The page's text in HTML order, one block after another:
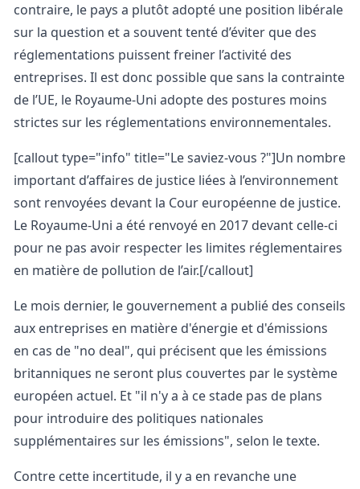
contraire, le pays a plutôt adopté une position libérale
sur la question et a souvent tenté d’éviter que des
réglementations puissent freiner l’activité des
entreprises. Il est donc possible que sans la contrainte
de l’UE, le Royaume-Uni adopte des postures moins
strictes sur les réglementations environnementales.
[callout type="info" title="Le saviez-vous ?"]Un nombre
important d’affaires de justice liées à l’environnement
sont renvoyées devant la Cour européenne de justice.
Le Royaume-Uni a été renvoyé en 2017 devant celle-ci
pour ne pas avoir respecter les limites réglementaires
en matière de pollution de l’air.[/callout]
Le mois dernier, le gouvernement a publié des conseils
aux entreprises en matière d'énergie et d'émissions
en cas de "no deal", qui précisent que les émissions
britanniques ne seront plus couvertes par le système
européen actuel. Et "il n'y a à ce stade pas de plans
pour introduire des politiques nationales
supplémentaires sur les émissions", selon le texte.
Contre cette incertitude, il y a en revanche une